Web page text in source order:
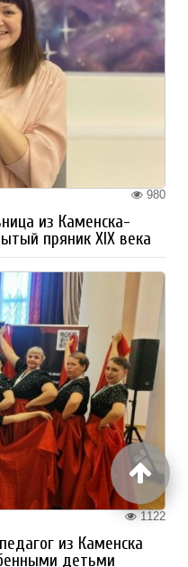
980
из Каменска-
пряник XIX века
1122
из Каменска
детьми